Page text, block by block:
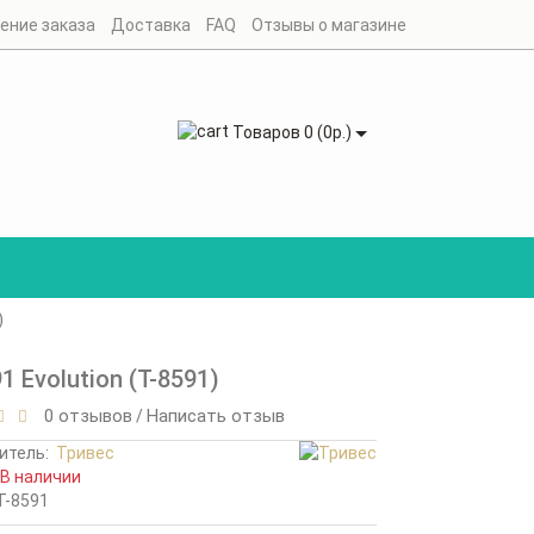
заказа Доставка FAQ Отзывы о магазине
Товаров 0 (0р.)
Evolution (Т-8591)
0 отзывов / Написать отзыв
Тривес
В наличии
8591